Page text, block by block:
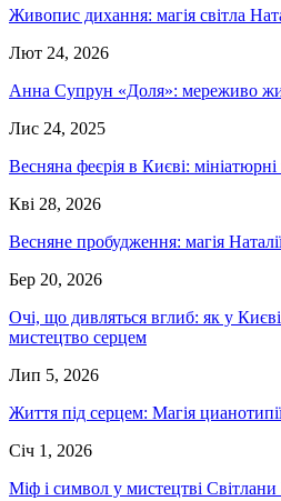
Живопис дихання: магія світла
Лют 24, 2026
Анна Супрун «Доля»: мереживо
Лис 24, 2025
Весняна феєрія в Києві:
Кві 28, 2026
Весняне пробудження: магія
Бер 20, 2026
Очі, що дивляться вглиб: як у
мистецтво серцем
Лип 5, 2026
Життя під серцем: Магія
Січ 1, 2026
Міф і символ у мистецтві Світлани